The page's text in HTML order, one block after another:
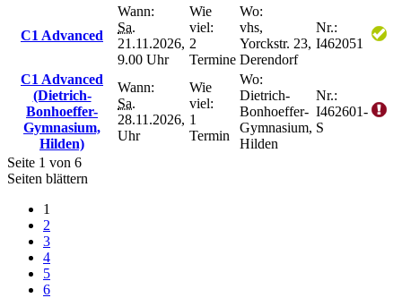
C1 Advanced
Wann:
Sa.
21.11.2026,
9.00 Uhr
Wie
viel:
2
Termine
Wo:
vhs,
Yorckstr. 23,
Derendorf
Nr.:
I462051
C1 Advanced
(Dietrich-
Bonhoeffer-
Gymnasium,
Hilden)
Wann:
Sa.
28.11.2026,
Uhr
Wie
viel:
1
Termin
Wo:
Dietrich-
Bonhoeffer-
Gymnasium,
Hilden
Nr.:
I462601-
S
Seite 1 von 6
Seiten blättern
1
2
3
4
5
6